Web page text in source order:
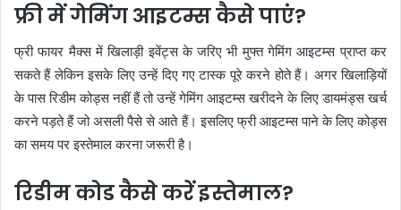
फ्री में गेमिंग आइटम्स कैसे पाएं?
फ्री फायर मैक्स में खिलाड़ी इवेंट्स के जरिए भी मुफ्त गेमिंग आइटम्स प्राप्त कर
सकते हैं लेकिन इसके लिए उन्हें दिए गए टास्क पूरे करने होते हैं। अगर खिलाड़ियों
के पास रिडीम कोड्स नहीं हैं तो उन्हें गेमिंग आइटम्स खरीदने के लिए डायमंड्स खर्च
करने पड़ते हैं जो असली पैसे से आते हैं। इसलिए फ्री आइटम्स पाने के लिए कोड्स
का समय पर इस्तेमाल करना जरूरी है।
रिडीम कोड कैसे करें इस्तेमाल?